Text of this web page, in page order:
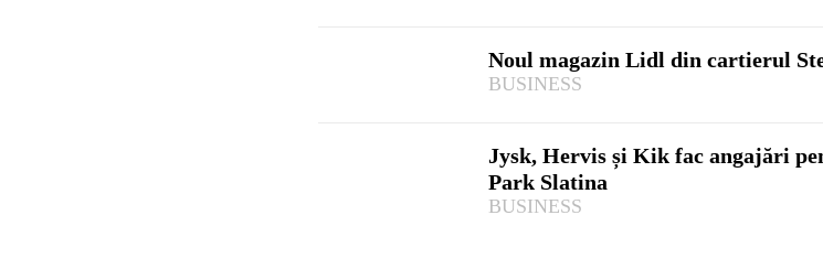
Noul magazin Lidl din cartierul
BUSINESS
Jysk, Hervis și Kik fac angajări
Park Slatina
BUSINESS